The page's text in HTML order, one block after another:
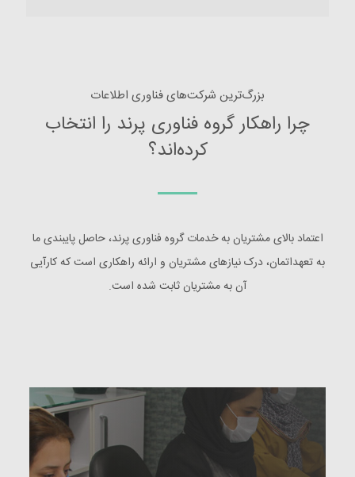
بزرگ‌ترین شرکت‌های فناوری اطلاعات
چرا راهکار گروه فناوری پرند را انتخاب
کرده‌اند؟
اعتماد بالای مشتریان به خدمات گروه فناوری پرند، حاصل پایبندی ما
به تعهداتمان، درک نیازهای مشتریان و ارائه راهکاری است که کارآیی
آن به مشتریان ثابت شده است.